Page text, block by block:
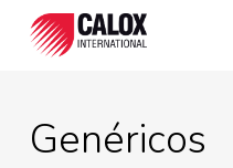
Genéricos